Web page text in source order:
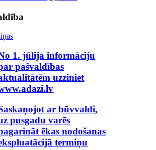
1. jūlija informāciju
pašvaldības
uzziniet
ar būvvaldi,
pusgadu varēs
ēkas nodošanas
termiņu